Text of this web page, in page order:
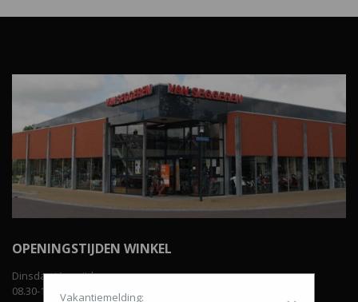
OPENINGSTIJDEN WINKEL
Dinsdag t/m vrijdag:
08.30-12.00 uur en van 13.00-18.00 uur.
Vakantiemelding: